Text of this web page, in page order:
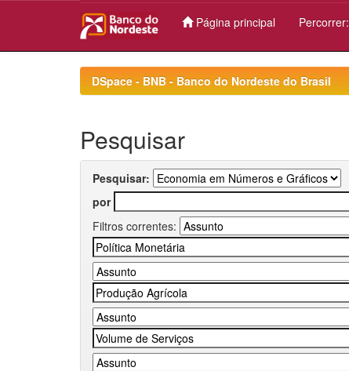
Página principal Percorrer:
DSpace - BNB - Banco do Nordeste do Brasil
Pesquisar
Pesquisar:
por
Filtros correntes: